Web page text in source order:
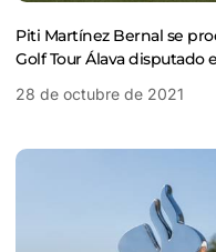
Piti Martínez Bernal se
Golf Tour Álava disputado
28 de octubre de 2021